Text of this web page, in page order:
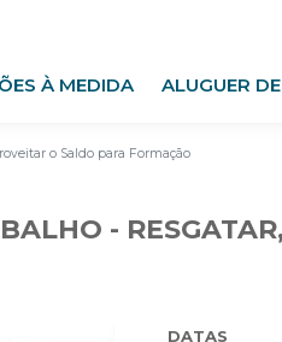
À MEDIDA ALUGUER
o Saldo para Formação
-
DATAS